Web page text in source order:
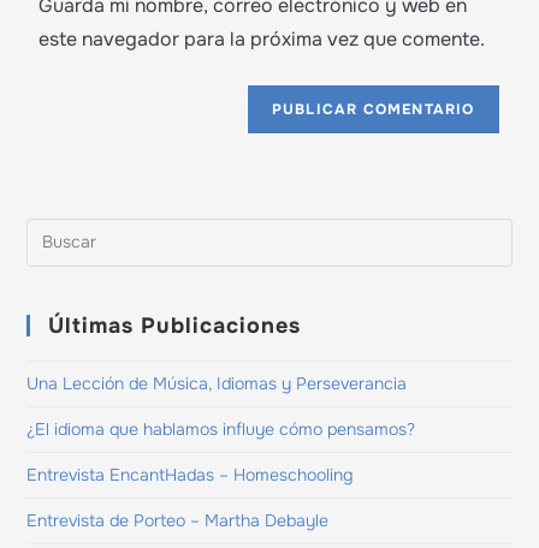
Guarda mi nombre, correo electrónico y web en
este navegador para la próxima vez que comente.
Últimas Publicaciones
Una Lección de Música, Idiomas y Perseverancia
¿El idioma que hablamos influye cómo pensamos?
Entrevista EncantHadas – Homeschooling
Entrevista de Porteo – Martha Debayle